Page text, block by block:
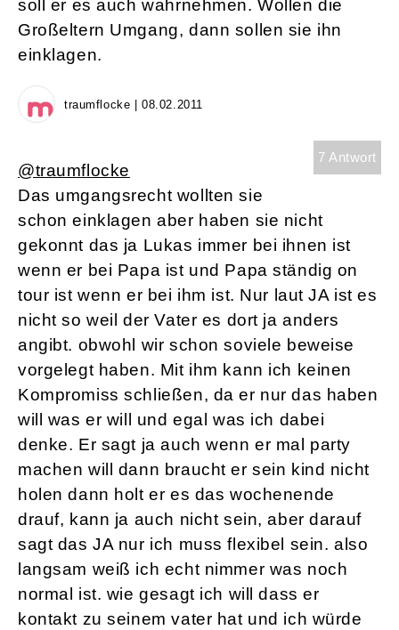
soll er es auch wahrnehmen. Wollen die
Großeltern Umgang, dann sollen sie ihn
einklagen.
traumflocke | 08.02.2011
7 Antwort
@traumflocke
Das umgangsrecht wollten sie
schon einklagen aber haben sie nicht
gekonnt das ja Lukas immer bei ihnen ist
wenn er bei Papa ist und Papa ständig on
tour ist wenn er bei ihm ist. Nur laut JA ist es
nicht so weil der Vater es dort ja anders
angibt. obwohl wir schon soviele beweise
vorgelegt haben. Mit ihm kann ich keinen
Kompromiss schließen, da er nur das haben
will was er will und egal was ich dabei
denke. Er sagt ja auch wenn er mal party
machen will dann braucht er sein kind nicht
holen dann holt er es das wochenende
drauf, kann ja auch nicht sein, aber darauf
sagt das JA nur ich muss flexibel sein. also
langsam weiß ich echt nimmer was noch
normal ist. wie gesagt ich will dass er
kontakt zu seinem vater hat und ich würde